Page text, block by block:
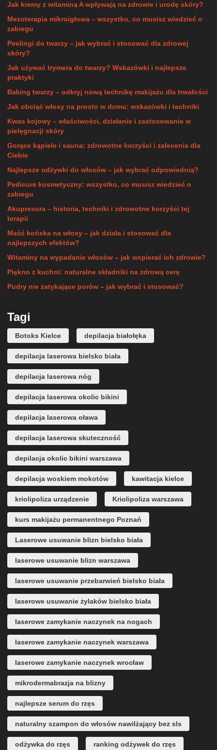
Jak kremy z witaminą A wpływają na zdrowie i urodę skóry?
Mezoterapia mikroigłowa – wszystko, co musisz wiedzieć o
zabiegu
Peelingi do twarzy – jak wybrać i stosować dla zdrowej
skóry?
Jak używać trymera do twarzy? Wskazówki i najlepsze
praktyki
Baking twarzy – odkryj nową technikę makijażu dla trwałości
Jak obciąć włosy na prosto w domu: wskazówki i techniki
Kwas kojowy – właściwości, działanie i zastosowanie w
pielęgnacji skóry
Gorące kąpiele i sauna: zdrowotne korzyści i zalecenia dla
Ciebie
Najlepsze odżywki do włosów – jak wybrać odpowiednią?
Pedicure kosmetyczny: wszystko, co musisz wiedzieć o
zabiegu
Akupresura – historia, techniki i zdrowotne korzyści tej
terapii
Maść końska na włosy – jak działa i stosować dla
najlepszych efektów?
Witaminy na wypadanie włosów – jak wspierać ich zdrowie?
Piękno z kuchni: naturalne składniki na zdrową cerę
Pudry nie zatykające porów – jak wybrać i stosować?
Tagi
Botoks Kielce depilacja białołęka
depilacja laserowa bielsko biała
depilacja laserowa nóg
depilacja laserowa okolic bikini
depilacja laserowa oława
depilacja laserowa skuteczność
depilacja okolic bikini warszawa
depilacja woskiem mokotów kawitacja kielce
kriolipoliza urządzenie Kriolipoliza warszawa
kurs makijażu permanentnego Poznań
Laserowe usuwanie blizn bielsko biała
laserowe usuwanie blizn warszawa
laserowe usuwanie przebarwień bielsko biała
laserowe usuwanie żylaków bielsko biała
laserowe zamykanie naczynek na nogach
laserowe zamykanie naczynek warszawa
laserowe zamykanie naczynek wrocław
mikrodermabrazja na blizny
najlepsze serum do rzęs
naturalny szampon do włosów nawilżający bez sls
odżywka do rzęs ranking odżywek do rzęs